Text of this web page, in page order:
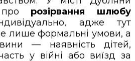
про розірвання шлюбу
адже тут
лише формальні умови, а
— наявність дітей,
у війні або виїзд за